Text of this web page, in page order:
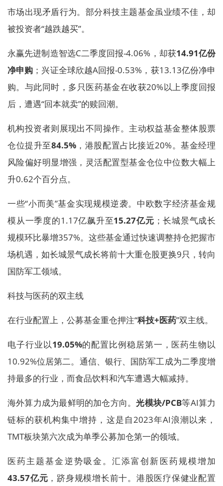
市场出现矛盾行为。部分科技主题基金虽业绩不佳，却
被投资者“越跌越买”。
永赢先进制造智选C二季度回报-4.06%，却获14.91亿份
净申购 ；兴证全球欣越A回报-0.53%，获13.13亿份净申
购。与此同时，多只医药基金在收获20%以上季度回报
后，遭遇“回本就卖”的赎回潮。
机构投资者则展现出不同操作。主动权益基金整体股票
仓位提升至84.5%，港股配置占比接近20%。基金经理
风险偏好明显增强，灵活配置型基金仓位中位数大幅上
升0.62个百分点。
一些“小而美”基金实现规模逆袭。中欧数字经济基金规
模从一季度的1.17亿飙升至15.27亿元 ；长城景气成长
规模环比暴增357%。这些基金通过快速调整持仓把握市
场机遇，如长城景气成长将前十大重仓股更换9只，转向
国防军工领域。
科技与医药的双主线
在行业配置上，公募基金重仓押注“科技+医药”双主线。
电子行业以19.05%的配置比例稳居第一，医药生物以
10.92%位居第二。通信、银行、国防军工成为二季度增
持最多的行业，而食品饮料和汽车遭遇大幅减持。
海外算力成为最鲜明的加仓方向。光模块/PCB等AI算力
链标的获机构集中增持，这是自2023年AI浪潮以来，
TMT板块第六次成为单季公募加仓第一的领域。
医药主题基金逆势吸金。汇添富创新医药规模增加
43.57亿元 ，跻身规模增长前十。港股医疗保健业配置